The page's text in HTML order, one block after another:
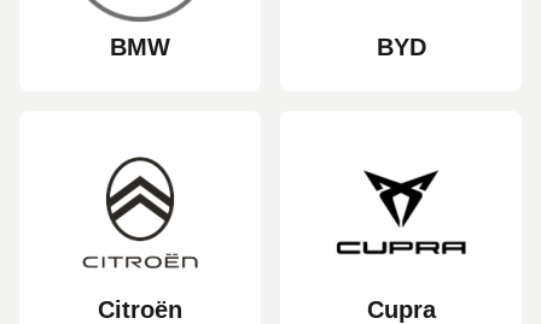
BMW BYD
Citroën Cupra